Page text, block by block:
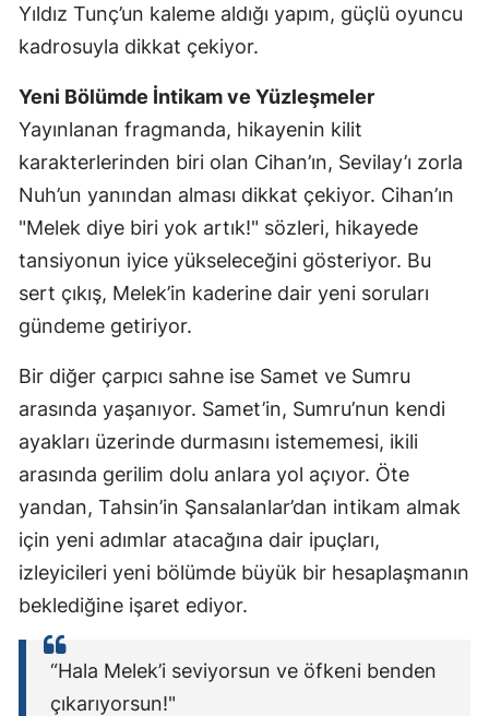
Yıldız Tunç’un kaleme aldığı yapım, güçlü oyuncu
kadrosuyla dikkat çekiyor.
Yeni Bölümde İntikam ve Yüzleşmeler
Yayınlanan fragmanda, hikayenin kilit
karakterlerinden biri olan Cihan’ın, Sevilay’ı zorla
Nuh’un yanından alması dikkat çekiyor. Cihan’ın
"Melek diye biri yok artık!" sözleri, hikayede
tansiyonun iyice yükseleceğini gösteriyor. Bu
sert çıkış, Melek’in kaderine dair yeni soruları
gündeme getiriyor.
Bir diğer çarpıcı sahne ise Samet ve Sumru
arasında yaşanıyor. Samet’in, Sumru’nun kendi
ayakları üzerinde durmasını istememesi, ikili
arasında gerilim dolu anlara yol açıyor. Öte
yandan, Tahsin’in Şansalanlar’dan intikam almak
için yeni adımlar atacağına dair ipuçları,
izleyicileri yeni bölümde büyük bir hesaplaşmanın
beklediğine işaret ediyor.
“Hala Melek’i seviyorsun ve öfkeni benden
çıkarıyorsun!"